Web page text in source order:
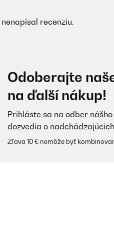
recenziu.
Odoberajte
na ďalší nákup!
Prihláste sa na odber
dozvedia o
Zľava 10 € nemôže byť